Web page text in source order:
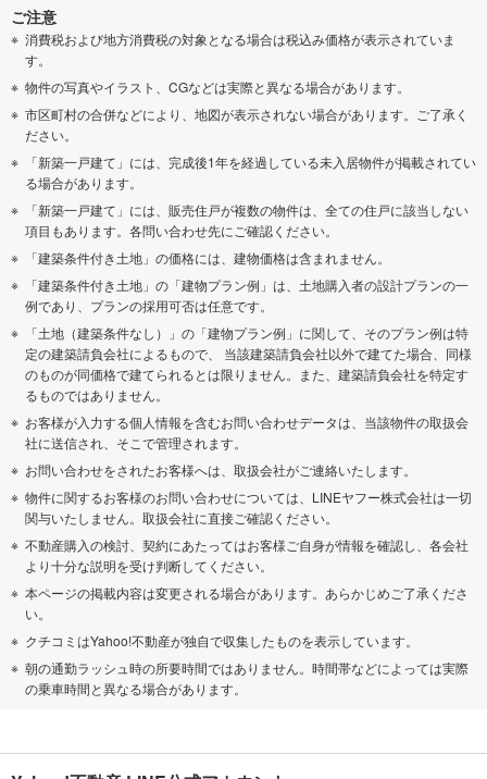
ご注意
消費税および地方消費税の対象となる場合は税込み価格が表示されていま
す。
物件の写真やイラスト、CGなどは実際と異なる場合があります。
市区町村の合併などにより、地図が表示されない場合があります。ご了承く
ださい。
「新築一戸建て」には、完成後1年を経過している未入居物件が掲載されてい
る場合があります。
「新築一戸建て」には、販売住戸が複数の物件は、全ての住戸に該当しない
項目もあります。各問い合わせ先にご確認ください。
「建築条件付き土地」の価格には、建物価格は含まれません。
「建築条件付き土地」の「建物プラン例」は、土地購入者の設計プランの一
例であり、プランの採用可否は任意です。
「土地（建築条件なし）」の「建物プラン例」に関して、そのプラン例は特
定の建築請負会社によるもので、 当該建築請負会社以外で建てた場合、同様
のものが同価格で建てられるとは限りません。また、建築請負会社を特定す
るものではありません。
お客様が入力する個人情報を含むお問い合わせデータは、当該物件の取扱会
社に送信され、そこで管理されます。
お問い合わせをされたお客様へは、取扱会社がご連絡いたします。
物件に関するお客様のお問い合わせについては、LINEヤフー株式会社は一切
関与いたしません。取扱会社に直接ご確認ください。
不動産購入の検討、契約にあたってはお客様ご自身が情報を確認し、各会社
より十分な説明を受け判断してください。
本ページの掲載内容は変更される場合があります。あらかじめご了承くださ
い。
クチコミはYahoo!不動産が独自で収集したものを表示しています。
朝の通勤ラッシュ時の所要時間ではありません。時間帯などによっては実際
の乗車時間と異なる場合があります。